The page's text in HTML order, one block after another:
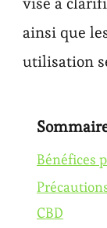
ainsi que
utilisation
Bénéfices
CBD